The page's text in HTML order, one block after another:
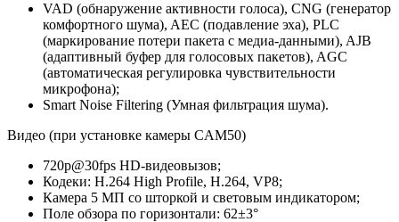
VAD (обнаружение активности голоса), CNG (генератор
комфортного шума), AEC (подавление эха), PLC
(маркирование потери пакета с медиа-данными), AJB
(адаптивный буфер для голосовых пакетов), AGC
(автоматическая регулировка чувствительности
микрофона);
Smart Noise Filtering (Умная фильтрация шума).
Видео (при установке камеры CAM50)
720p@30fps HD-видеовызов;
Кодеки: H.264 High Profile, H.264, VP8;
Камера 5 МП со шторкой и световым индикатором;
Поле обзора по горизонтали: 62±3°